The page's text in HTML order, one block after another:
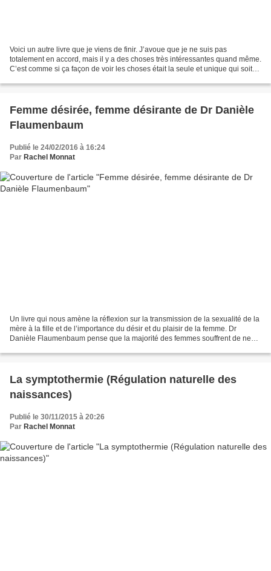
Voici un autre livre que je viens de finir. J’avoue que je ne suis pas
totalement en accord, mais il y a des choses très intéressantes quand même.
C’est comme si ça façon de voir les choses était la seule et unique qui soit
Femme désirée, femme désirante de Dr Danièle
Flaumenbaum
Publié le 24/02/2016 à 16:24
Par Rachel Monnat
Un livre qui nous amène la réflexion sur la transmission de la sexualité de la
mère à la fille et de l’importance du désir et du plaisir de la femme. Dr
Danièle Flaumenbaum pense que la majorité des femmes souffrent de ne
La symptothermie (Régulation naturelle des
naissances)
Publié le 30/11/2015 à 20:26
Par Rachel Monnat